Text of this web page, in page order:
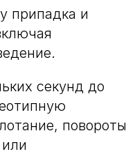
припадка и
секунд до
повороты